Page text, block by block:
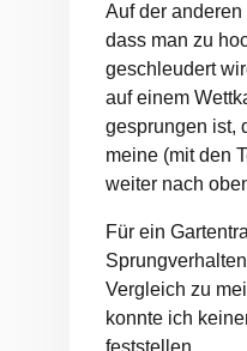
Auf der
dass man zu
geschleudert
auf einem
gesprungen ist,
meine (mit den
weiter nach
Für ein
Vergleich zu
konnte ich